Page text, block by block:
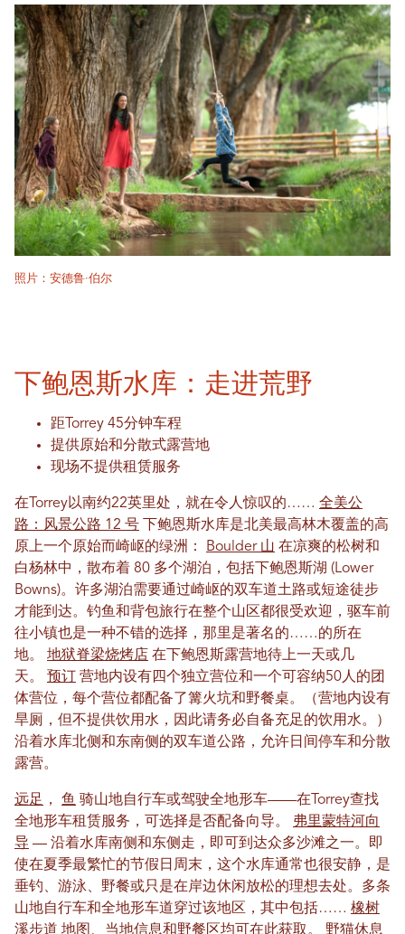
照片：安德鲁·伯尔
下鲍恩斯水库：走进荒野
距Torrey 45分钟车程
提供原始和分散式露营地
现场不提供租赁服务
在Torrey以南约22英里处，就在令人惊叹的…… 全美公
路：风景公路 12 号 下鲍恩斯水库是北美最高林木覆盖的高
原上一个原始而崎岖的绿洲：
Boulder 山 在凉爽的松树和
白杨林中，散布着 80 多个湖泊，包括下鲍恩斯湖 (Lower
Bowns)。许多湖泊需要通过崎岖的双车道土路或短途徒步
才能到达。钓鱼和背包旅行在整个山区都很受欢迎，驱车前
往小镇也是一种不错的选择，那里是著名的……的所在
地。 地狱脊梁烧烤店 在下鲍恩斯露营地待上一天或几
天。 预订 营地内设有四个独立营位和一个可容纳50人的团
体营位，每个营位都配备了篝火坑和野餐桌。（营地内设有
旱厕，但不提供饮用水，因此请务必自备充足的饮用水。）
沿着水库北侧和东南侧的双车道公路，允许日间停车和分散
露营。
远足 ， 鱼 骑山地自行车或驾驶全地形车——在Torrey查找
全地形车租赁服务，可选择是否配备向导。 弗里蒙特河向
导 — 沿着水库南侧和东侧走，即可到达众多沙滩之一。即
使在夏季最繁忙的节假日周末，这个水库通常也很安静，是
垂钓、游泳、野餐或只是在岸边休闲放松的理想去处。多条
山地自行车和全地形车道穿过该地区，其中包括…… 橡树
溪步道 地图、当地信息和野餐区均可在此获取。 野猫休息